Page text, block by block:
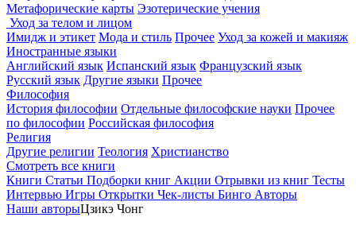
Метафорические карты Эзотерические учения
Уход за телом и лицом
Имидж и этикет Мода и стиль Прочее Уход за кожей и макияж
Иностранные языки
Английский язык Испанский язык Французский язык
Русский язык Другие языки Прочее
Философия
История философии Отдельные философские науки Прочее
по философии Российская философия
Религия
Другие религии Теология Христианство
Смотреть все книги
Книги Статьи Подборки книг Акции Отрывки из книг Тесты
Интервью Игры Открытки Чек-листы Бинго Авторы
Наши авторыЦзикэ Чонг